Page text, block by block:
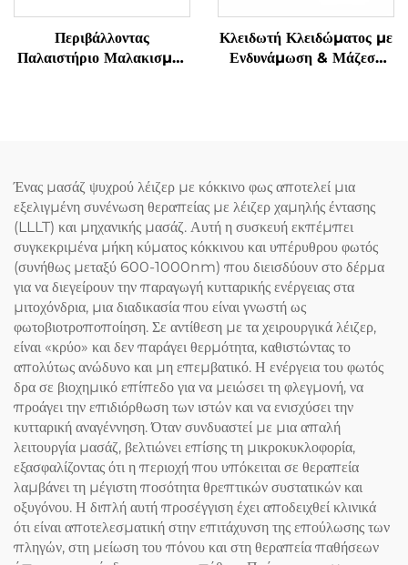
Περιβάλλοντας
Παλαιστήριο Μαλακισμού
Κλειδωτή Κλειδώματος με
Ενδυνάμωση & Μάζεση
Ένας μασάζ ψυχρού λέιζερ με κόκκινο φως αποτελεί μια
εξελιγμένη συνένωση θεραπείας με λέιζερ χαμηλής έντασης
(LLLT) και μηχανικής μασάζ. Αυτή η συσκευή εκπέμπει
συγκεκριμένα μήκη κύματος κόκκινου και υπέρυθρου φωτός
(συνήθως μεταξύ 600-1000nm) που διεισδύουν στο δέρμα
για να διεγείρουν την παραγωγή κυτταρικής ενέργειας στα
μιτοχόνδρια, μια διαδικασία που είναι γνωστή ως
φωτοβιοτροποποίηση. Σε αντίθεση με τα χειρουργικά λέιζερ,
είναι «κρύο» και δεν παράγει θερμότητα, καθιστώντας το
απολύτως ανώδυνο και μη επεμβατικό. Η ενέργεια του φωτός
δρα σε βιοχημικό επίπεδο για να μειώσει τη φλεγμονή, να
προάγει την επιδιόρθωση των ιστών και να ενισχύσει την
κυτταρική αναγέννηση. Όταν συνδυαστεί με μια απαλή
λειτουργία μασάζ, βελτιώνει επίσης τη μικροκυκλοφορία,
εξασφαλίζοντας ότι η περιοχή που υπόκειται σε θεραπεία
λαμβάνει τη μέγιστη ποσότητα θρεπτικών συστατικών και
οξυγόνου. Η διπλή αυτή προσέγγιση έχει αποδειχθεί κλινικά
ότι είναι αποτελεσματική στην επιτάχυνση της επούλωσης των
πληγών, στη μείωση του πόνου και στη θεραπεία παθήσεων